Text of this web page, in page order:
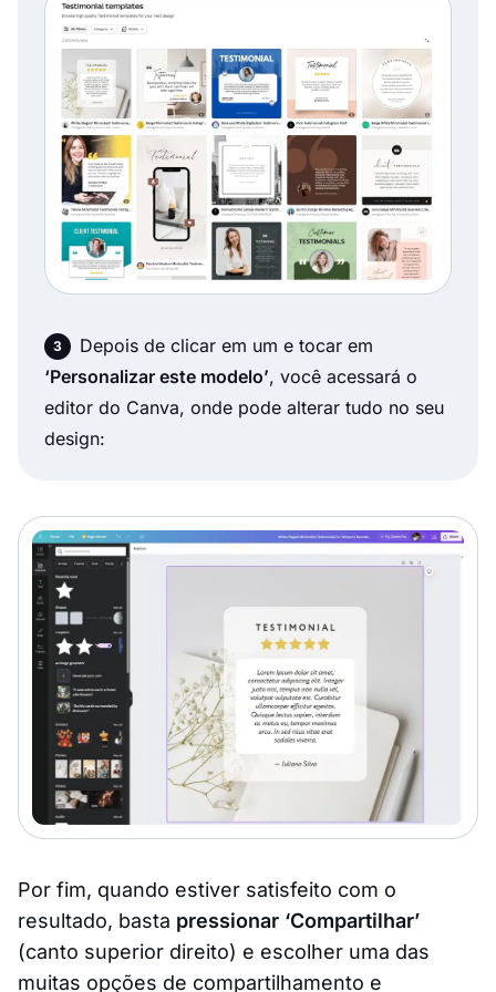
Depois de clicar em um e tocar em
‘Personalizar este modelo’, você acessará o
editor do Canva, onde pode alterar tudo no seu
design:
Por fim, quando estiver satisfeito com o
resultado, basta pressionar ‘Compartilhar’
(canto superior direito) e escolher uma das
muitas opções de compartilhamento e